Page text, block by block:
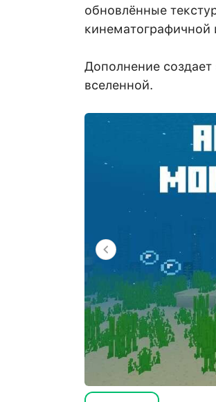
обновлённые
кинематографичной
Дополнение
вселенной.